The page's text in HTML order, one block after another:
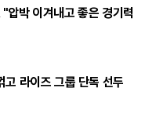
압박 이겨내고 좋은 경기력
고 라이즈 그룹 단독 선두